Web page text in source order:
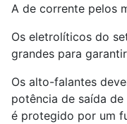
A de corrente pelos
Os eletrolíticos do
grandes para
Os alto-falantes
potência de saída
é protegido por um